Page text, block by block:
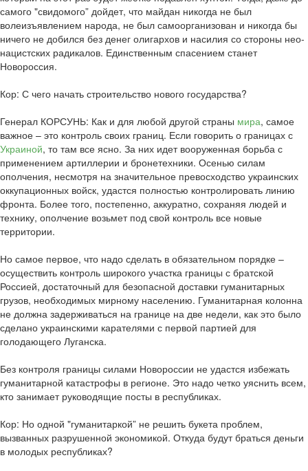
самого "свидомого” дойдет, что майдан никогда не был
волеизъявлением народа, не был самоорганизован и никогда бы
ничего не добился без денег олигархов и насилия со стороны нео-
нацистских радикалов. Единственным спасением станет
Новороссия.
Кор: С чего начать строительство нового государства?
Генерал КОРСУНЬ: Как и для любой другой страны мира, самое
важное – это контроль своих границ. Если говорить о границах с
Украиной, то там все ясно. За них идет вооруженная борьба с
применением артиллерии и бронетехники. Осенью силам
ополчения, несмотря на значительное превосходство украинских
оккупационных войск, удастся полностью контролировать линию
фронта. Более того, постепенно, аккуратно, сохраняя людей и
технику, ополчение возьмет под свой контроль все новые
территории.
Но самое первое, что надо сделать в обязательном порядке –
осуществить контроль широкого участка границы с братской
Россией, достаточный для безопасной доставки гуманитарных
грузов, необходимых мирному населению. Гуманитарная колонна
не должна задерживаться на границе на две недели, как это было
сделано украинскими карателями с первой партией для
голодающего Луганска.
Без контроля границы силами Новороссии не удастся избежать
гуманитарной катастрофы в регионе. Это надо четко уяснить всем,
кто занимает руководящие посты в республиках.
Кор: Но одной "гуманитаркой” не решить букета проблем,
вызванных разрушенной экономикой. Откуда будут браться деньги
в молодых республиках?